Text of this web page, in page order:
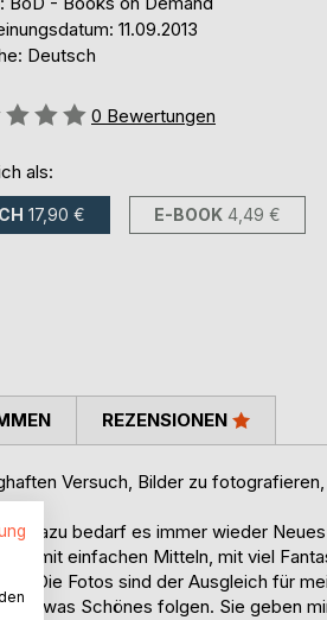
11.09.2013
Deutsch
0 Bewertungen
als:
17,90 € E-BOOK 4,49 €
Versuch, Bilder zu
Dazu bedarf es immer wieder
mit einfachen Mitteln, mit viel
Die Fotos sind der Ausgleich für
etwas Schönes folgen. Sie geben
REZENSIONEN